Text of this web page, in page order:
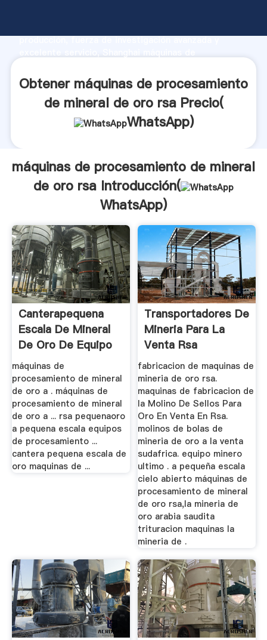
producción, fuerza de investigación avanzada y
el valor y aporta valores a todos los clientes.
Obtener máquinas de procesamiento
de mineral de oro rsa Precio(
WhatsApp)
máquinas de procesamiento de mineral
de oro rsa Introducción(
WhatsApp)
Canterapequena
Escala De Mineral
De Oro De Equipo
De ...
máquinas de
procesamiento de mineral
de oro a . máquinas de
procesamiento de mineral
de oro a ... rsa pequenaoro
a pequena escala equipos
de procesamiento ...
cantera pequena escala de
oro maquinas de ...
Transportadores De
Mineria Para La
Venta Rsa
fabricacion de maquinas de
mineria de oro rsa.
maquinas de fabricacion de
la Molino De Sellos Para
Oro En Venta En Rsa.
molinos de bolas de
mineria de oro a la venta
sudafrica. equipo minero
ultimo . a pequeña escala
cielo abierto máquinas de
procesamiento de mineral
de oro rsa,la mineria de
oro arabia saudita
trituracion maquinas la
mineria de .